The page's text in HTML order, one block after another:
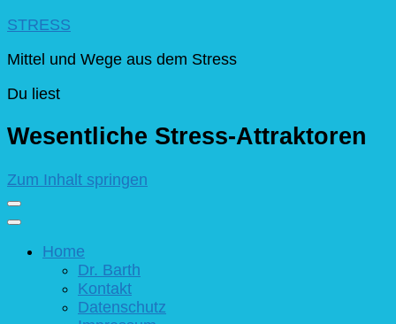
STRESS
Mittel und Wege aus dem Stress
Du liest
Wesentliche Stress-Attraktoren
Zum Inhalt springen
Home
Dr. Barth
Kontakt
Datenschutz